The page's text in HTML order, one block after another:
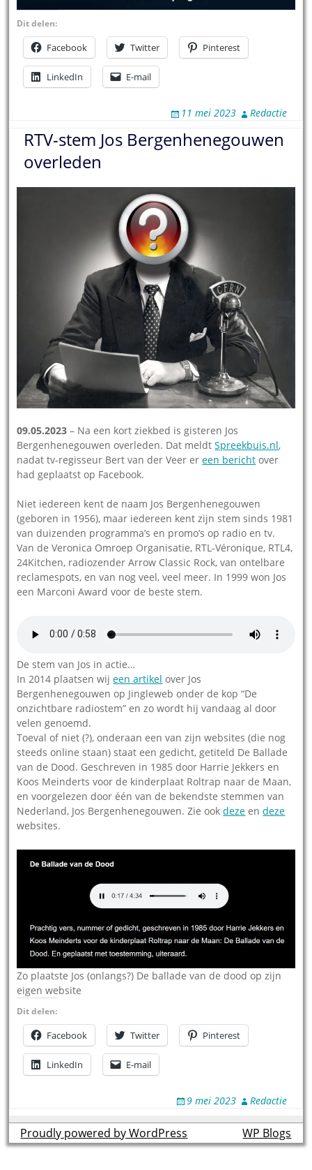
Dit delen:
Facebook Twitter Pinterest
LinkedIn E-mail
11 mei 2023 Redactie
RTV-stem Jos Bergenhenegouwen
overleden
09.05.2023 – Na een kort ziekbed is gisteren Jos
Bergenhenegouwen overleden. Dat meldtSpreekbuis.nl,
nadat tv-regisseur Bert van der Veer ereen bericht over
had geplaatst op Facebook.
Niet iedereen kent de naam Jos Bergenhenegouwen
(geboren in 1956), maar iedereen kent zijn stem sinds 1981
van duizenden programma’s en promo’s op radio en tv.
Van de Veronica Omroep Organisatie, RTL-Véronique, RTL4,
24Kitchen, radiozender Arrow Classic Rock, van ontelbare
reclamespots, en van nog veel, veel meer. In 1999 won Jos
een Marconi Award voor de beste stem.
De stem van Jos in actie…
In 2014 plaatsen wijeen artikel over Jos
Bergenhenegouwen op Jingleweb onder de kop “De
onzichtbare radiostem” en zo wordt hij vandaag al door
velen genoemd.
Toeval of niet (?), onderaan een van zijn websites (die nog
steeds online staan) staat een gedicht, getiteld De Ballade
van de Dood. Geschreven in 1985 door Harrie Jekkers en
Koos Meinderts voor de kinderplaat Roltrap naar de Maan,
en voorgelezen door één van de bekendste stemmen van
Nederland, Jos Bergenhenegouwen. Zie ookdeze endeze
websites.
Zo plaatste Jos (onlangs?) De ballade van de dood op zijn
eigen website
Dit delen:
Facebook Twitter Pinterest
LinkedIn E-mail
9 mei 2023 Redactie
Proudly powered by WordPress theme byWP Blogs